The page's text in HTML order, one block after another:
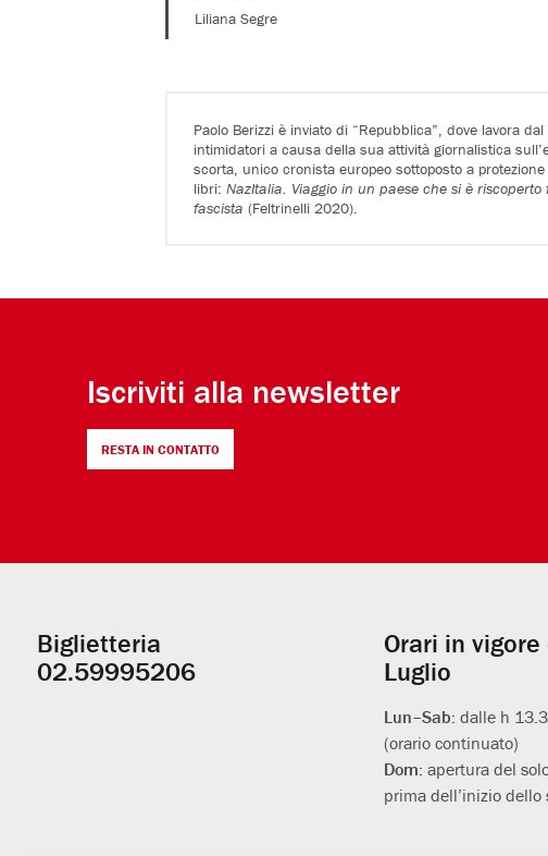
Liliana Segre
Paolo Berizzi è inviato di “Repubblica”, dove lavora
intimidatori a causa della sua attività giornalistica
scorta, unico cronista europeo sottoposto a
libri: NazItalia. Viaggio in un paese che si è riscoperto
fascista (Feltrinelli 2020).
Iscriviti alla newsletter
RESTA IN CONTATTO
Informazioni
utili
Biglietteria
02.59995206
Orari in
Luglio
Lun–Sab: dalle h
(orario continuato)
Dom: apertura del
prima dell’inizio dello